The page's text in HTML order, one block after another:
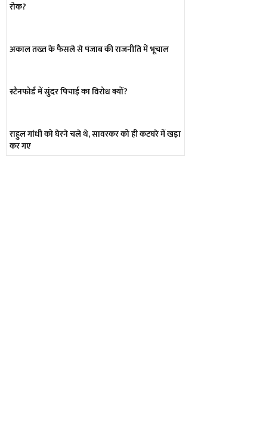
रोक?
अकाल तख्त के फैसले से पंजाब की राजनीति में भूचाल
स्टैनफोर्ड में सुंदर पिचाई का विरोध क्यों?
राहुल गांधी को घेरने चले थे, सावरकर को ही कटघरे में खड़ा
कर गए